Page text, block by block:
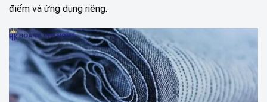
điểm và ứng dụng riêng.